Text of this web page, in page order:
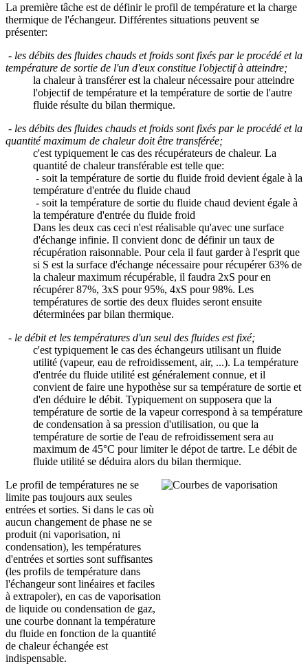
La première tâche est de définir le profil de température et la charge
thermique de l'échangeur. Différentes situations peuvent se
présenter:
- les débits des fluides chauds et froids sont fixés par le procédé et la
température de sortie de l'un d'eux constitue l'objectif à atteindre;
la chaleur à transférer est la chaleur nécessaire pour atteindre
l'objectif de température et la température de sortie de l'autre
fluide résulte du bilan thermique.
- les débits des fluides chauds et froids sont fixés par le procédé et la
quantité maximum de chaleur doit être transférée;
c'est typiquement le cas des récupérateurs de chaleur. La
quantité de chaleur transférable est telle que:
- soit la température de sortie du fluide froid devient égale à la
température d'entrée du fluide chaud
- soit la température de sortie du fluide chaud devient égale à
la température d'entrée du fluide froid
Dans les deux cas ceci n'est réalisable qu'avec une surface
d'échange infinie. Il convient donc de définir un taux de
récupération raisonnable. Pour cela il faut garder à l'esprit que
si S est la surface d'échange nécessaire pour récupérer 63% de
la chaleur maximum récupérable, il faudra 2xS pour en
récupérer 87%, 3xS pour 95%, 4xS pour 98%. Les
températures de sortie des deux fluides seront ensuite
déterminées par bilan thermique.
- le débit et les températures d'un seul des fluides est fixé;
c'est typiquement le cas des échangeurs utilisant un fluide
utilité (vapeur, eau de refroidissement, air, ...). La température
d'entrée du fluide utilité est généralement connue, et il
convient de faire une hypothèse sur sa température de sortie et
d'en déduire le débit. Typiquement on supposera que la
température de sortie de la vapeur correspond à sa température
de condensation à sa pression d'utilisation, ou que la
température de sortie de l'eau de refroidissement sera au
maximum de 45°C pour limiter le dépot de tartre. Le débit de
fluide utilité se déduira alors du bilan thermique.
Le profil de températures ne se
limite pas toujours aux seules
entrées et sorties. Si dans le cas où
aucun changement de phase ne se
produit (ni vaporisation, ni
condensation), les températures
d'entrées et sorties sont suffisantes
(les profils de température dans
l'échangeur sont linéaires et faciles
à extrapoler), en cas de vaporisation
de liquide ou condensation de gaz,
une courbe donnant la température
du fluide en fonction de la quantité
de chaleur échangée est
indispensable.